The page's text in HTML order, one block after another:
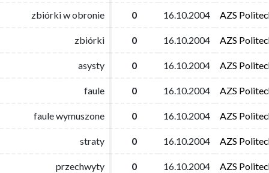
zbiórki w obronie 0 16.10.2004 AZS
zbiórki 0 16.10.2004 AZS
asysty 0 16.10.2004 AZS
faule 0 16.10.2004 AZS
faule wymuszone 0 16.10.2004 AZS
straty 0 16.10.2004 AZS
przechwyty 0 16.10.2004 AZS
zbiórki w obronie 0 16.10.2004 AZS
zbiórki 0 16.10.2004 AZS
asysty 0 16.10.2004 AZS
faule 0 16.10.2004 AZS
faule wymuszone 0 16.10.2004 AZS
straty 0 16.10.2004 AZS
przechwyty 0 16.10.2004 AZS